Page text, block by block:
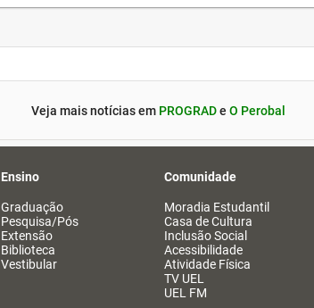
Veja mais notícias em PROGRADe O Perobal
Ensino
Graduação
Pesquisa/Pós
Extensão
Biblioteca
Vestibular
Comunidade
Moradia Estudantil
Casa de Cultura
Inclusão Social
Acessibilidade
Atividade Física
TV UEL
UEL FM